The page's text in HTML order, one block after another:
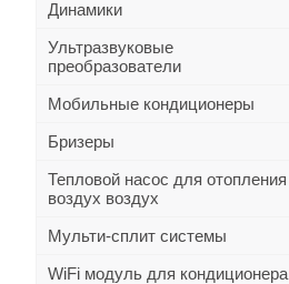
Динамики
Ультразвуковые
преобразователи
Мобильные кондиционеры
Бризеры
Тепловой насос для отопления
воздух воздух
Мульти-сплит системы
WiFi модуль для кондиционера